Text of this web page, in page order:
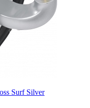
Surf Silver